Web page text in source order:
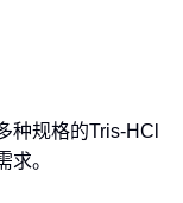
种规格的Tris-HCl
求。